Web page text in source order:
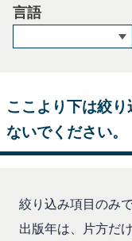
言語
ここより下は絞
ないでください。
絞り込み項目のみ
出版年は、片方だ